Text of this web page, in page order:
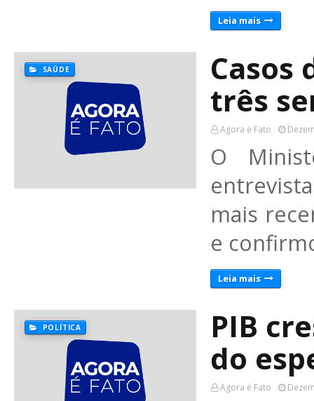
Leia mais
SAÚDE
Casos
três
Agora é Fato
O
mais
e
Leia mais
POLÍTICA
PIB
do
Agora é Fato